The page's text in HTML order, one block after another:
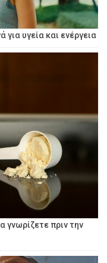
για υγεία και ενέργεια
γνωρίζετε πριν την